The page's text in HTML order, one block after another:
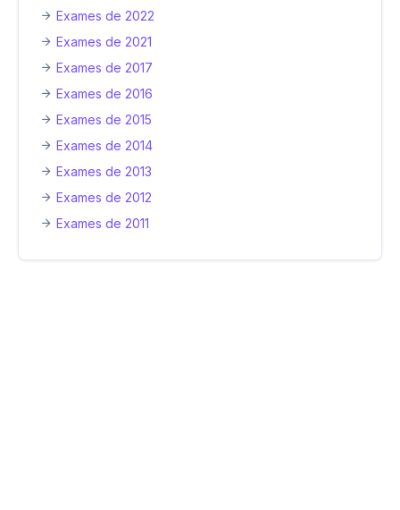
Exames de 2022
Exames de 2021
Exames de 2017
Exames de 2016
Exames de 2015
Exames de 2014
Exames de 2013
Exames de 2012
Exames de 2011